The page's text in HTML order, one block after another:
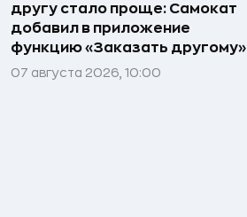
другу стало проще: Самокат
добавил в приложение
функцию «Заказать другому»
07 августа 2026, 10:00